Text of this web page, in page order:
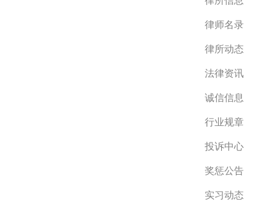
律师名录
律所动态
法律资讯
诚信信息
行业规章
投诉中心
奖惩公告
实习动态